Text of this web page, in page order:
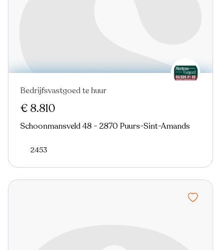
Bedrijfsvastgoed te huur
€ 8.810
Schoonmansveld 48 - 2870 Puurs-Sint-Amands
2453